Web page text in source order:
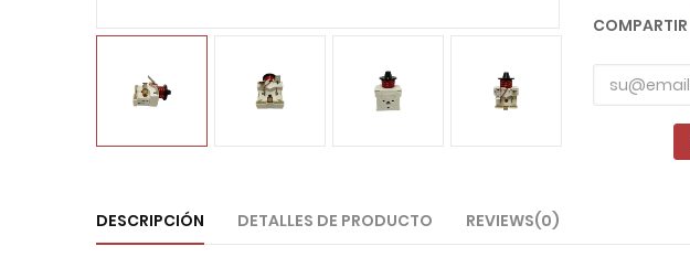
COMPARTIR
DESCRIPCIÓN DETALLES DE PRODUCTO REVIEWS(0)